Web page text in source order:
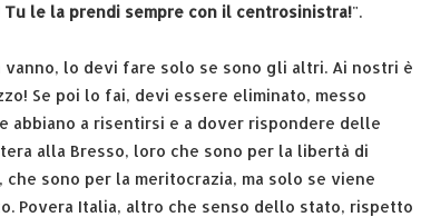
Tu le la prendi sempre con il centrosinistra!".
lo devi fare solo se sono gli altri. Ai nostri è
Se poi lo fai, devi essere eliminato, messo
a risentirsi e a dover rispondere delle
alla Bresso, loro che sono per la libertà di
sono per la meritocrazia, ma solo se viene
Povera Italia, altro che senso dello stato, rispetto